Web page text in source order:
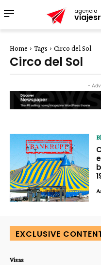
agencia
Home Tags Circo del Sol
Circo del Sol
-
EXCLUSIVE
Visas